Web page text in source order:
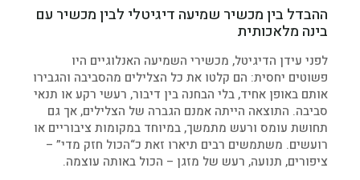
ההבדל בין מכשיר שמיעה דיגיטלי לבין מכשיר עם
בינה מלאכותית
לפני עידן הדיגיטל, מכשירי השמיעה האנלוגיים היו
פשוטים יחסית: הם קלטו את כל הצלילים מהסביבה והגבירו
אותם באופן אחיד, בלי הבחנה בין דיבור, רעשי רקע או תנאי
סביבה. התוצאה הייתה אמנם הגברה של הצלילים, אך גם
תחושת עומס ורעש מתמשך, במיוחד במקומות ציבוריים או
רועשים. משתמשים רבים תיארו זאת כ“הכול חזק מדי” –
ציפורים, תנועה, רעש של מזגן – הכול באותה עוצמה.